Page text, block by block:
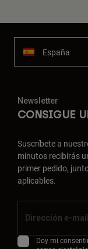
España
Newsletter
CONSIGUE
Suscríbete a
minutos recibirás
primer pedido,
aplicables.
Doy mi